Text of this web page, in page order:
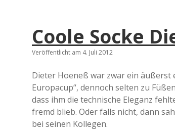
Coole Socke
Veröffentlicht am 4. Juli 2012
Dieter Hoeneß war zwar ein äußerst
Europacup“, dennoch selten zu
dass ihm die technische Eleganz
fremd blieb. Oder falls nicht, dann
bei seinen Kollegen.